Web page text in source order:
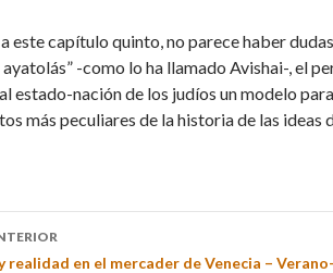
este capítulo quinto, no parece haber
-como lo ha llamado Avishai-, el
estado-nación de los judíos un modelo
más peculiares de la historia de las ideas
realidad en el mercader de Venecia –